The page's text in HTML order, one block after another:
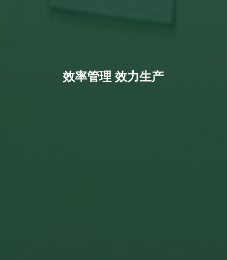
效率管理 效力生产